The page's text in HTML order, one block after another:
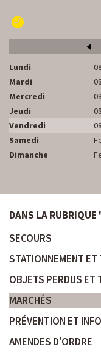
Lundi
Mardi
Mercredi
Jeudi
Vendredi
Samedi
Dimanche
DANS LA
SECOURS
STATIONNEMENT ET
OBJETS PERDUS ET
MARCHÉS
PRÉVENTION ET
AMENDES D'ORDRE